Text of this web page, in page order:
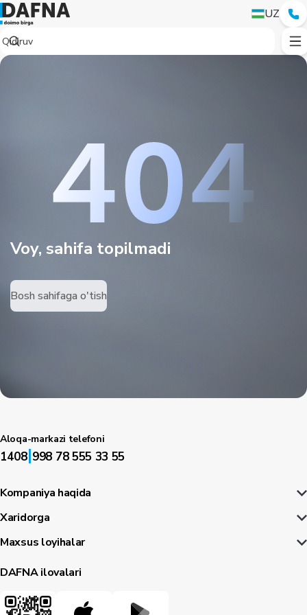
UZ
Voy, sahifa topilmadi
Bosh sahifaga o'tish
Aloqa-markazi telefoni
1408|998 78 555 33 55
Kompaniya haqida
Xaridorga
Maxsus loyihalar
DAFNA ilovalari